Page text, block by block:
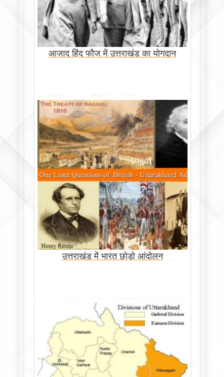
आजाद हिंद फौज में उत्तराखंड का योगदान
उत्तराखंड में भारत छोड़ो आंदोलन